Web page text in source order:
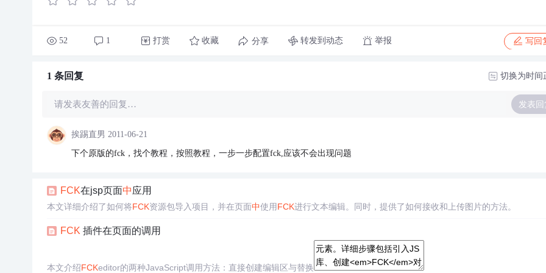
52 1 打赏 收藏 分享 转发到动态 举报 写回
1 条回复 切换为时间
请发表友善的回复… 发表回
挨踢直男 2011-06-21
下个原版的fck，找个教程，按照教程，一步一步配置fck,应该不会出现问题
FCK在jsp页面中应用
本文详细介绍了如何将FCK资源包导入项目，并在页面中使用FCK进行文本编辑。同时，提供了如何接收和上传图片的方法。
FCK 插件在页面的调用
本文介绍FCKeditor的两种JavaScript调用方法：直接创建编辑区与替换